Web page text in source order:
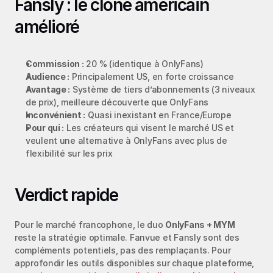
Fansly : le clone américain
amélioré
Commission : 20 % (identique à OnlyFans)
Audience : Principalement US, en forte croissance
Avantage : Système de tiers d’abonnements (3 niveaux
de prix), meilleure découverte que OnlyFans
Inconvénient : Quasi inexistant en France/Europe
Pour qui : Les créateurs qui visent le marché US et
veulent une alternative à OnlyFans avec plus de
flexibilité sur les prix
Verdict rapide
Pour le marché francophone, le duo OnlyFans + MYM
reste la stratégie optimale. Fanvue et Fansly sont des
compléments potentiels, pas des remplaçants. Pour
approfondir les outils disponibles sur chaque plateforme,